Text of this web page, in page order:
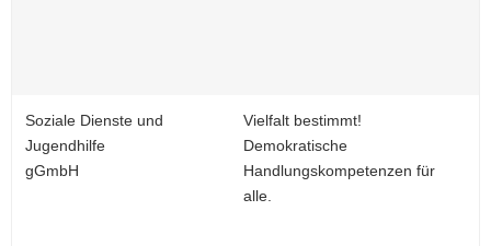
Soziale Dienste und
Jugendhilfe
gGmbH
Vielfalt bestimmt!
Demokratische
Handlungskompetenzen für
alle.